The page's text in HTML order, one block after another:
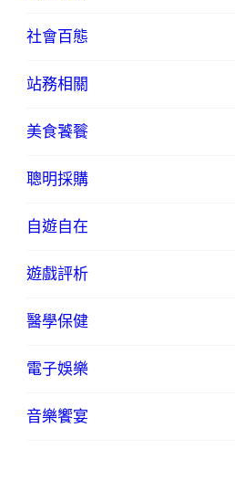
社會百態
站務相關
美食饕餮
聰明採購
自遊自在
遊戲評析
醫學保健
電子娛樂
音樂饗宴